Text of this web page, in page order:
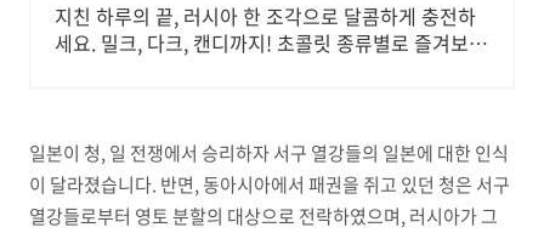
지친 하루의 끝, 러시아 한 조각으로 달콤하게 충전하
세요. 밀크, 다크, 캔디까지! 초콜릿 종류별로 즐겨보세
일본이 청, 일 전쟁에서 승리하자 서구 열강들의 일본에 대한 인식
이 달라졌습니다. 반면, 동아시아에서 패권을 쥐고 있던 청은 서구
열강들로부터 영토 분할의 대상으로 전락하였으며, 러시아가 그